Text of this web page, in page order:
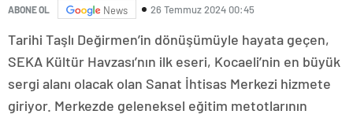
ABONE OL News 26 Temmuz 2024 00:45
Tarihi Taşlı Değirmen’in dönüşümüyle hayata geçen,
SEKA Kültür Havzası’nın ilk eseri, Kocaeli’nin en büyük
sergi alanı olacak olan Sanat İhtisas Merkezi hizmete
giriyor. Merkezde geleneksel eğitim metotlarının